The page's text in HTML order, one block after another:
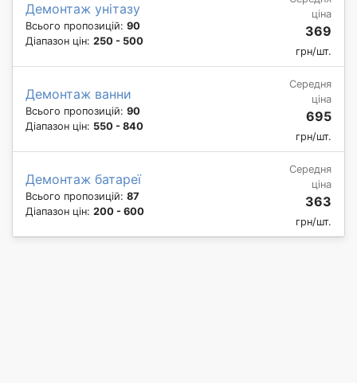
Демонтаж унітазу
Всього пропозицій: 90
Діапазон цін: 250 - 500
ціна
369
грн/шт.
Демонтаж ванни
Всього пропозицій: 90
Діапазон цін: 550 - 840
Середня
ціна
695
грн/шт.
Демонтаж батареї
Всього пропозицій: 87
Діапазон цін: 200 - 600
Середня
ціна
363
грн/шт.